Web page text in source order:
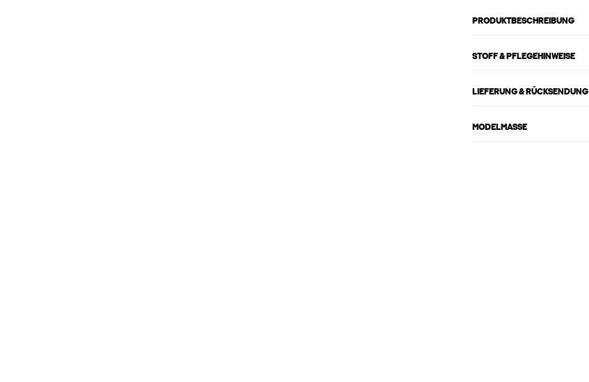
PRODUKTBESCHREIBUNG
STOFF & PFLEGEHINWEISE
LIEFERUNG & RÜCKSENDUNG
MODELMASSE